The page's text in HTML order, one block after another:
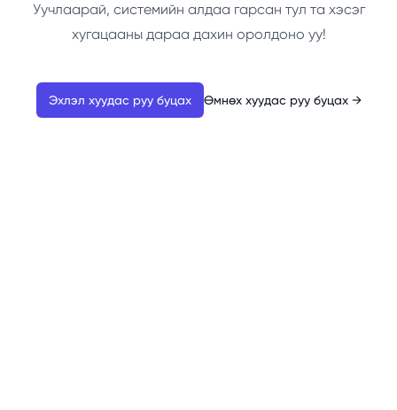
Уучлаарай, системийн алдаа гарсан тул та хэсэг
хугацааны дараа дахин оролдоно уу!
Эхлэл хуудас руу буцах Өмнөх хуудас руу буцах →